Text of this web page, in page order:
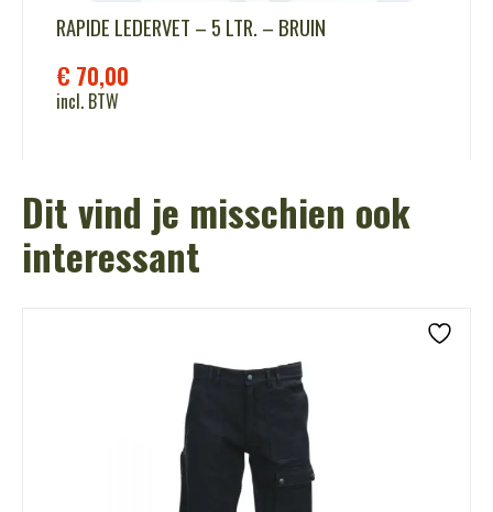
RAPIDE LEDERVET – 5 LTR. – BRUIN
€ 70,00
incl. BTW
Dit vind je misschien ook
interessant